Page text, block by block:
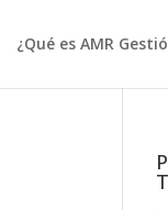
¿Qué es AMR